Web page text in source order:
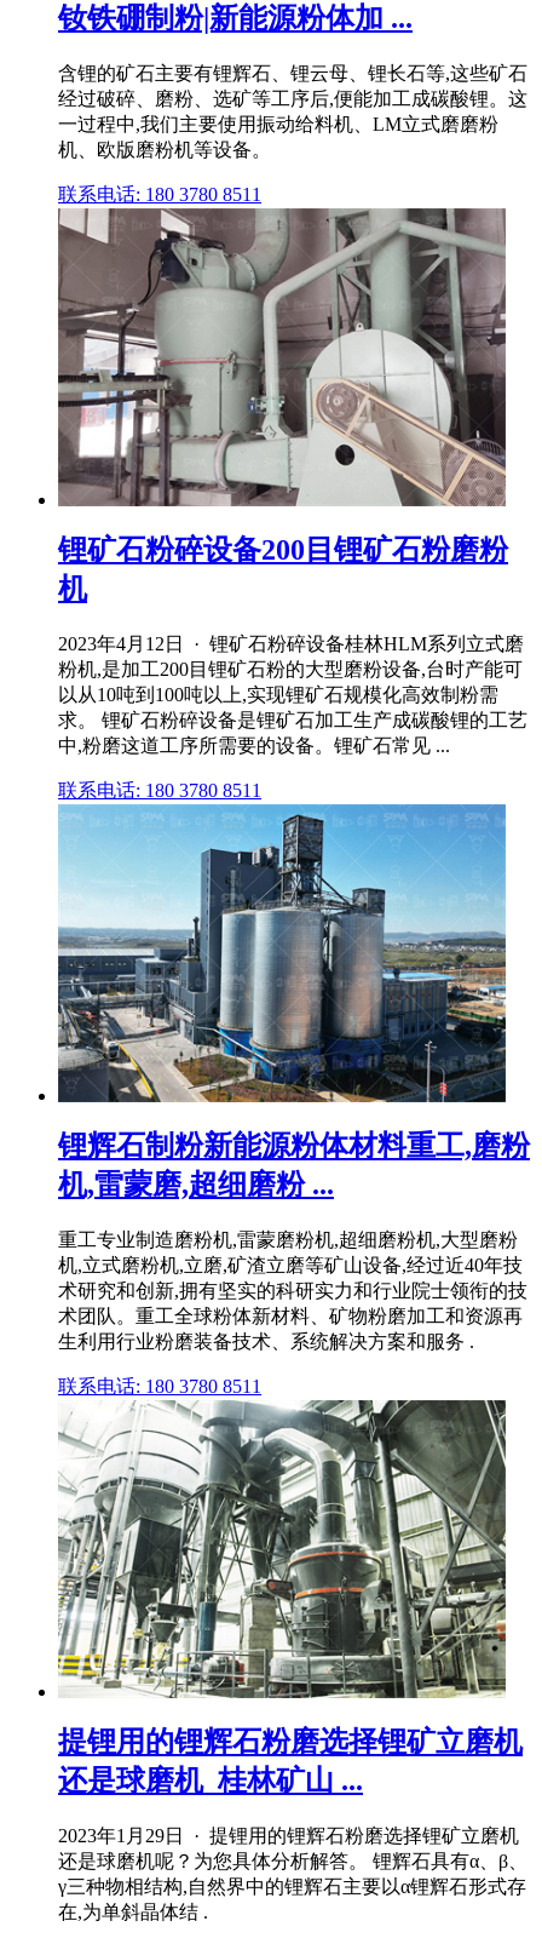
钕铁硼制粉|新能源粉体加 ...
含锂的矿石主要有锂辉石、锂云母、锂长石等,这些矿石
经过破碎、磨粉、选矿等工序后,便能加工成碳酸锂。这
一过程中,我们主要使用振动给料机、LM立式磨磨粉
机、欧版磨粉机等设备。
联系电话: 180 3780 8511
锂矿石粉碎设备200目锂矿石粉磨粉
机
2023年4月12日 · 锂矿石粉碎设备桂林HLM系列立式磨
粉机,是加工200目锂矿石粉的大型磨粉设备,台时产能可
以从10吨到100吨以上,实现锂矿石规模化高效制粉需
求。 锂矿石粉碎设备是锂矿石加工生产成碳酸锂的工艺
中,粉磨这道工序所需要的设备。锂矿石常见 ...
联系电话: 180 3780 8511
锂辉石制粉新能源粉体材料重工,磨粉
机,雷蒙磨,超细磨粉 ...
重工专业制造磨粉机,雷蒙磨粉机,超细磨粉机,大型磨粉
机,立式磨粉机,立磨,矿渣立磨等矿山设备,经过近40年技
术研究和创新,拥有坚实的科研实力和行业院士领衔的技
术团队。重工全球粉体新材料、矿物粉磨加工和资源再
生利用行业粉磨装备技术、系统解决方案和服务 .
联系电话: 180 3780 8511
提锂用的锂辉石粉磨选择锂矿立磨机
还是球磨机_桂林矿山 ...
2023年1月29日 · 提锂用的锂辉石粉磨选择锂矿立磨机
还是球磨机呢？为您具体分析解答。 锂辉石具有α、β、
γ三种物相结构,自然界中的锂辉石主要以α锂辉石形式存
在,为单斜晶体结 .